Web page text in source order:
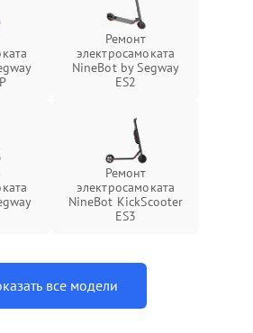
Ремонт
электросамоката
NineBot by Segway
ES2
Ремонт
электросамоката
NineBot KickScooter
ES3
все модели